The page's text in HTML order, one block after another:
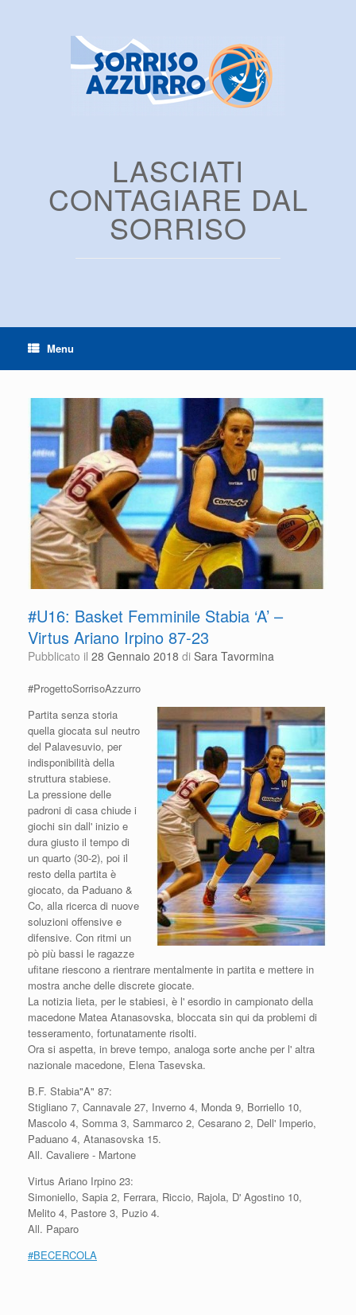
LASCIATI
CONTAGIARE DAL
SORRISO
Menu
#U16: Basket Femminile Stabia ‘A’ –
Virtus Ariano Irpino 87-23
Pubblicato il 28 Gennaio 2018 di Sara Tavormina
#ProgettoSorrisoAzzurro
Partita senza storia
quella giocata sul neutro
del Palavesuvio, per
indisponibilità della
struttura stabiese.
La pressione delle
padroni di casa chiude i
giochi sin dall' inizio e
dura giusto il tempo di
un quarto (30-2), poi il
resto della partita è
giocato, da Paduano &
Co, alla ricerca di nuove
soluzioni offensive e
difensive. Con ritmi un
pò più bassi le ragazze
ufitane riescono a rientrare mentalmente in partita e mettere in
mostra anche delle discrete giocate.
La notizia lieta, per le stabiesi, è l' esordio in campionato della
macedone Matea Atanasovska, bloccata sin qui da problemi di
tesseramento, fortunatamente risolti.
Ora si aspetta, in breve tempo, analoga sorte anche per l' altra
nazionale macedone, Elena Tasevska.
B.F. Stabia"A" 87:
Stigliano 7, Cannavale 27, Inverno 4, Monda 9, Borriello 10,
Mascolo 4, Somma 3, Sammarco 2, Cesarano 2, Dell' Imperio,
Paduano 4, Atanasovska 15.
All. Cavaliere - Martone
Virtus Ariano Irpino 23:
Simoniello, Sapia 2, Ferrara, Riccio, Rajola, D' Agostino 10,
Melito 4, Pastore 3, Puzio 4.
All. Paparo
#BECERCOLA